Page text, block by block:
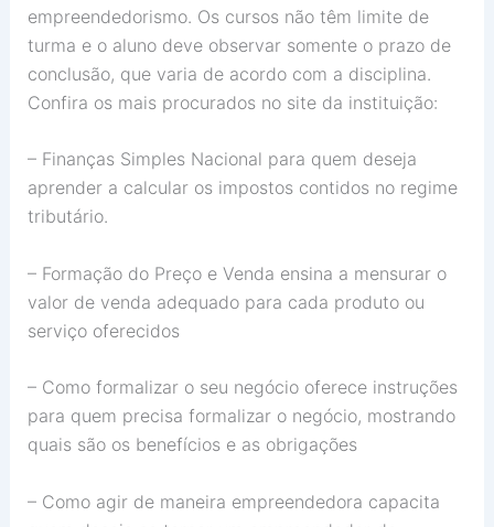
empreendedorismo. Os cursos não têm limite de
turma e o aluno deve observar somente o prazo de
conclusão, que varia de acordo com a disciplina.
Confira os mais procurados no site da instituição:
– Finanças Simples Nacional para quem deseja
aprender a calcular os impostos contidos no regime
tributário.
– Formação do Preço e Venda ensina a mensurar o
valor de venda adequado para cada produto ou
serviço oferecidos
– Como formalizar o seu negócio oferece instruções
para quem precisa formalizar o negócio, mostrando
quais são os benefícios e as obrigações
– Como agir de maneira empreendedora capacita